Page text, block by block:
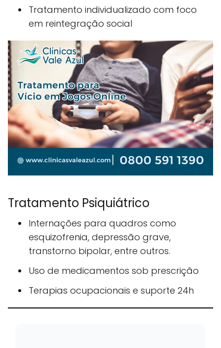
Tratamento individualizado com foco
em reintegração social
Tratamento Psiquiátrico
Internações para quadros como
esquizofrenia, depressão grave,
transtorno bipolar, entre outros.
Uso de medicamentos sob prescrição
Terapias ocupacionais e suporte 24h